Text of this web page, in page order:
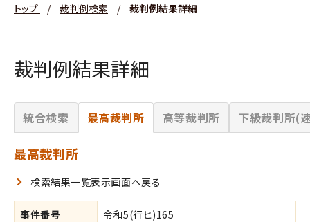
トップ / 裁判例検索 / 裁判例結果詳細
裁判例結果詳細
統合検索 最高裁判所 高等裁判所 下級裁判所(
最高裁判所
検索結果一覧表示画面へ戻る
事件番号
令和5(行ヒ)165